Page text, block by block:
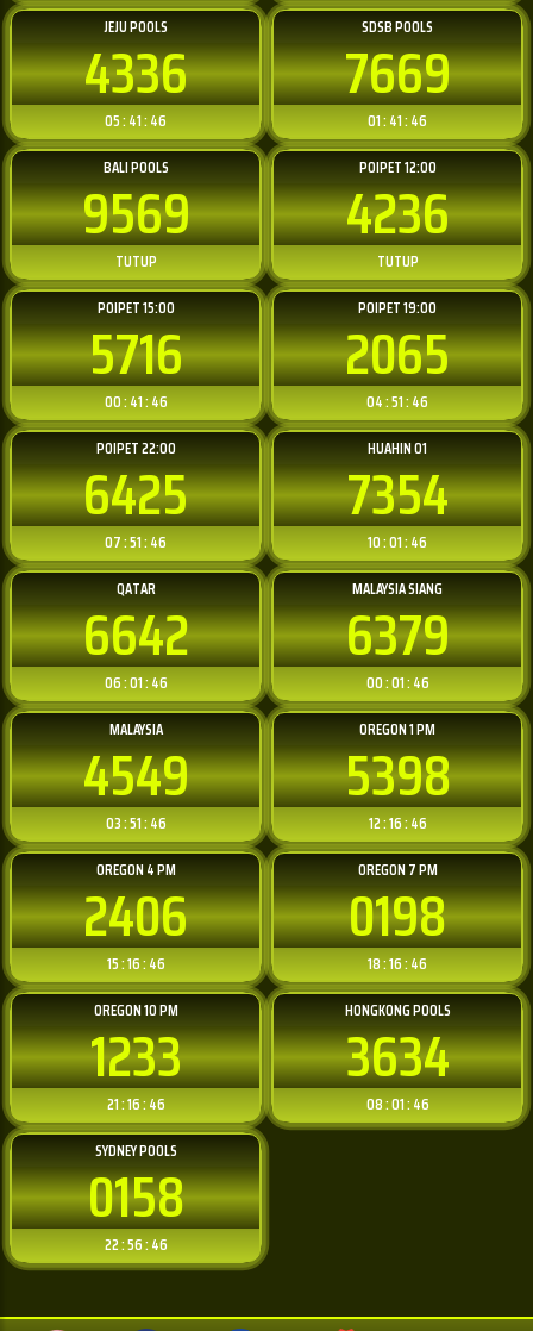
JEJU POOLS
4336
05 : 41 : 46
SDSB POOLS
7669
01 : 41 : 46
BALI POOLS
9569
TUTUP
POIPET 12:00
4236
TUTUP
POIPET 15:00
5716
00 : 41 : 46
POIPET 19:00
2065
04 : 51 : 46
POIPET 22:00
6425
07 : 51 : 46
HUAHIN 01
7354
10 : 01 : 46
QATAR
6642
06 : 01 : 46
MALAYSIA SIANG
6379
00 : 01 : 46
MALAYSIA
4549
03 : 51 : 46
OREGON 1 PM
5398
12 : 16 : 46
OREGON 4 PM
2406
15 : 16 : 46
OREGON 7 PM
0198
18 : 16 : 46
OREGON 10 PM
1233
21 : 16 : 46
HONGKONG POOLS
3634
08 : 01 : 46
SYDNEY POOLS
0158
22 : 56 : 46